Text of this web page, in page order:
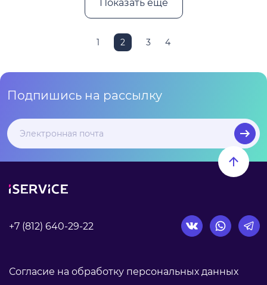
Показать еще
1 2 3 4
Подпишись на рассылку
+7 (812) 640-29-22
Согласие на обработку персональных данных